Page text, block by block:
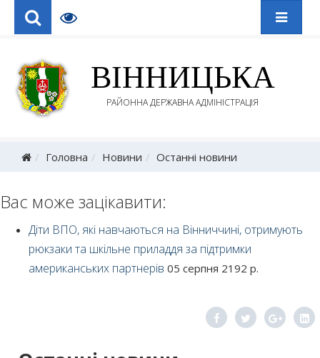
ВІННИЦЬКА
РАЙОННА ДЕРЖАВНА АДМІНІСТРАЦІЯ
Головна Новини Останні новини
Вас може зацікавити:
Діти ВПО, які навчаються на Вінниччині, отримують
рюкзаки та шкільне приладдя за підтримки
американських партнерів 05 серпня 2192 р.